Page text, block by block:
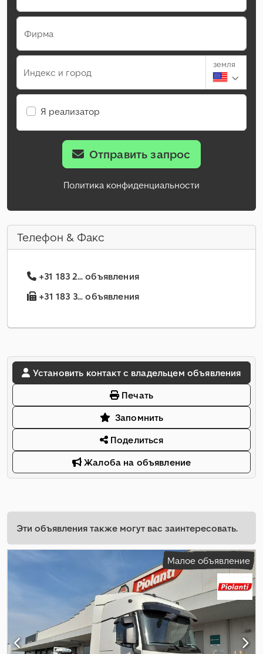
Фирма
Индекс и город
земля
Я реализатор
Отправить запрос
Политика конфиденциальности
Телефон & Факс
+31 183 2... объявления
+31 183 3... объявления
Установить контакт с владельцем объявления
Печать
Запомнить
Поделиться
Жалоба на объявление
Эти объявления также могут вас заинтересовать.
Малое объявление